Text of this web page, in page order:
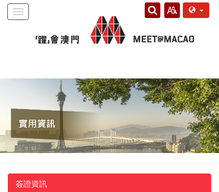
Toggle
簽證資訊